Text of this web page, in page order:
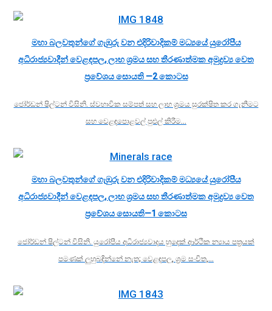
මහා බලවතුන්ගේ ගැඹුරු වන එදිරිවාදිකම් මධ්‍යයේ යුරෝපීය
අධිරාජ්‍යවාදීන් වෙළඳපල, ලාභ ශ්‍රමය සහ තීරණාත්මක අමුද්‍රව්‍ය වෙත
ප්‍රවේශය සොයති —2 කොටස
ජෝර්ඩන් ෂිල්ටන් විසිනි. ස්වභාවික සම්පත් සහ ලාභ ශ්‍රමය සුරක්ෂිත කර ගැනීමට
සහ වෙළඳපොළවල් පුළුල් කිරීම…
මහා බලවතුන්ගේ ගැඹුරු වන එදිරිවාදිකම් මධ්‍යයේ යුරෝපීය
අධිරාජ්‍යවාදීන් වෙළඳපල, ලාභ ශ්‍රමය සහ තීරණාත්මක අමුද්‍රව්‍ය වෙත
ප්‍රවේශය සොයති—1 කොටස
ජෝර්ඩන් ෂිල්ටන් විසිනි. යුරෝපීය අධිරාජ්‍යවාදය හුදෙක් ආර්ථික න්‍යාය පත්‍රයක්
පමණක් ලුහුබඳින්නේ නැත; වෙළඳපල, ශ්‍රම සංචිත,…